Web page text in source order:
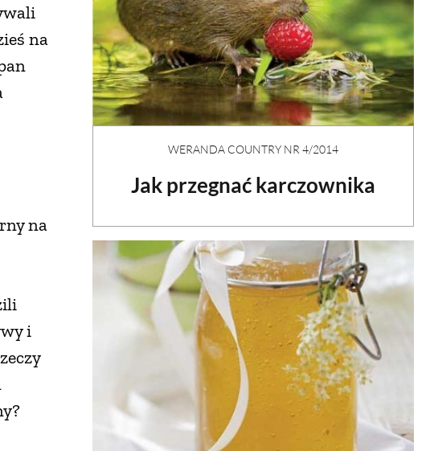
na
na
i
WERANDA COUNTRY NR 4/2014
Jak przegnać karczownika